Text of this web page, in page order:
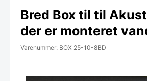
Bred Box til til
der er monteret
Varenummer: BOX 25-10-8BD